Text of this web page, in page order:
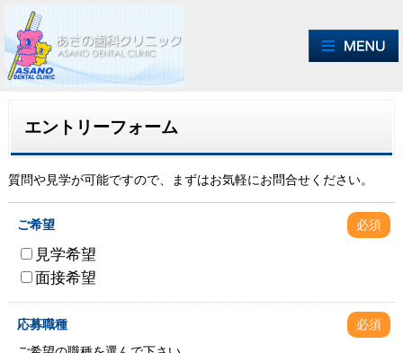
エントリーフォーム
質問や見学が可能ですので、まずはお気軽にお問合せください。
ご希望 必須
見学希望
面接希望
応募職種
必須